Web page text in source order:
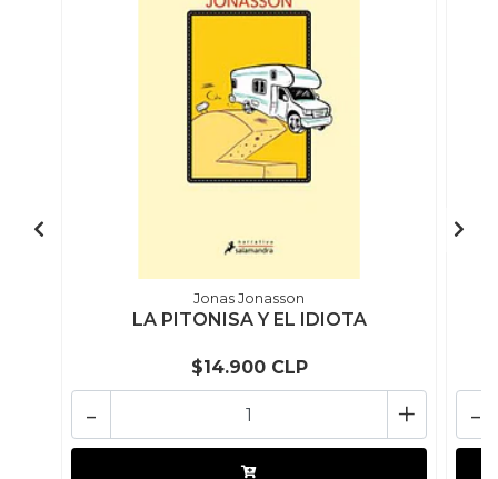
Jonas Jonasson
LA PITONISA Y EL IDIOTA
$14.900 CLP
- + -